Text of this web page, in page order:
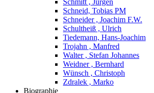
Schneid, Tobias PM
Schneider , Joachim F.W.
Schultheiß , Ulrich
Tiedemann, Hans-Joachim
Trojahn , Manfred
Walter , Stefan Johannes
Weidner , Bernhard
Wünsch , Christoph
Zdralek , Marko
Biographie